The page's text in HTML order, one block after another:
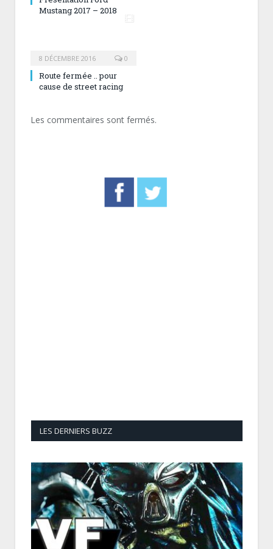
Mustang 2017 – 2018
8 DÉCEMBRE 2016 0
Route fermée .. pour
cause de street racing
Les commentaires sont fermés.
LES DERNIERS BUZZ